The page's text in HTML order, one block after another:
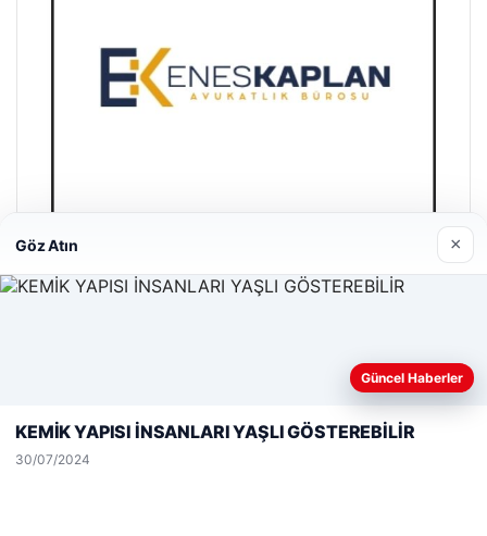
Web sitemizi nasıl kullandığınızı daha iyi anlayabilmek,
deneyiminizi kişiselleştirmek ve geliştirmek amacıyla çerezler
kullanıyoruz.
Çerez Politikamız
Göz Atın ×
Güncel Haberler
KEMİK YAPISI İNSANLARI YAŞLI GÖSTEREBİLİR
30/07/2024